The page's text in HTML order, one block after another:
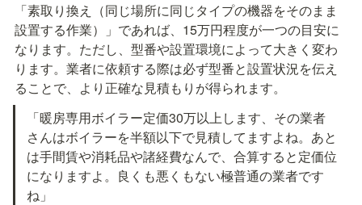
「素取り換え（同じ場所に同じタイプの機器をそのまま
設置する作業）」であれば、15万円程度が一つの目安に
なります。ただし、型番や設置環境によって大きく変わ
ります。業者に依頼する際は必ず型番と設置状況を伝え
ることで、より正確な見積もりが得られます。
「暖房専用ボイラー定価30万以上します、その業者
さんはボイラーを半額以下で見積してますよね。あと
は手間賃や消耗品や諸経費なんで、合算すると定価位
になりますよ。良くも悪くもない極普通の業者です
ね」